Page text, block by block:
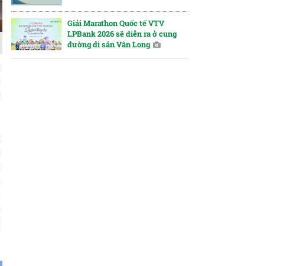
Giải Marathon Quốc tế VTV
LPBank 2026 sẽ diễn ra ở cung
đường di sản Vân Long